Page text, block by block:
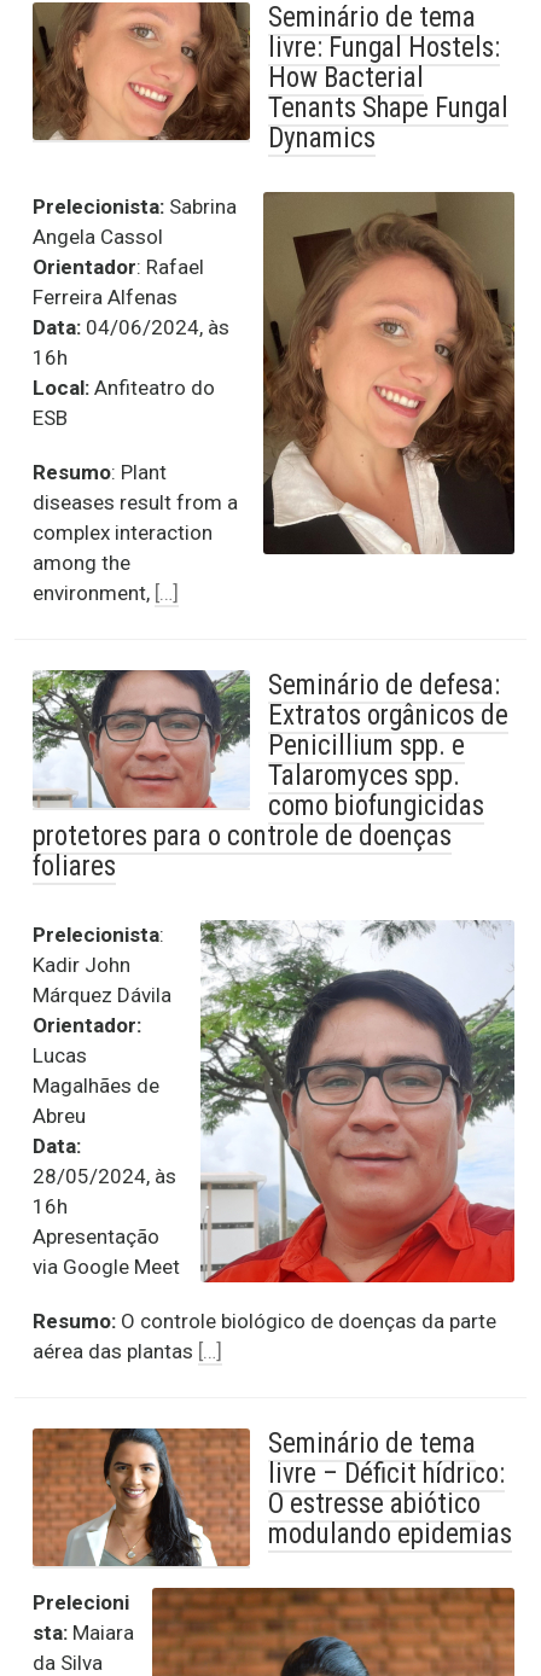
Seminário de tema
livre: Fungal Hostels:
How Bacterial
Tenants Shape Fungal
Dynamics
Prelecionista: Sabrina
Angela Cassol
Orientador: Rafael
Ferreira Alfenas
Data: 04/06/2024, às
16h
Local: Anfiteatro do
ESB
Resumo: Plant
diseases result from a
complex interaction
among the
environment, […]
Seminário de defesa:
Extratos orgânicos de
Penicillium spp. e
Talaromyces spp.
como biofungicidas
protetores para o controle de doenças
foliares
Prelecionista:
Kadir John
Márquez Dávila
Orientador:
Lucas
Magalhães de
Abreu
Data:
28/05/2024, às
16h
Apresentação
via Google Meet
Resumo: O controle biológico de doenças da parte
aérea das plantas […]
Seminário de tema
livre – Déficit hídrico:
O estresse abiótico
modulando epidemias
Prelecioni
sta: Maiara
da Silva